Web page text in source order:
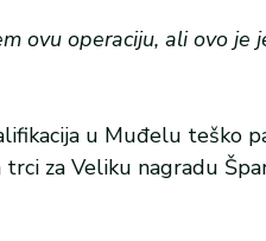
ovu operaciju, ali ovo je
u Muđelu teško
za Veliku nagradu